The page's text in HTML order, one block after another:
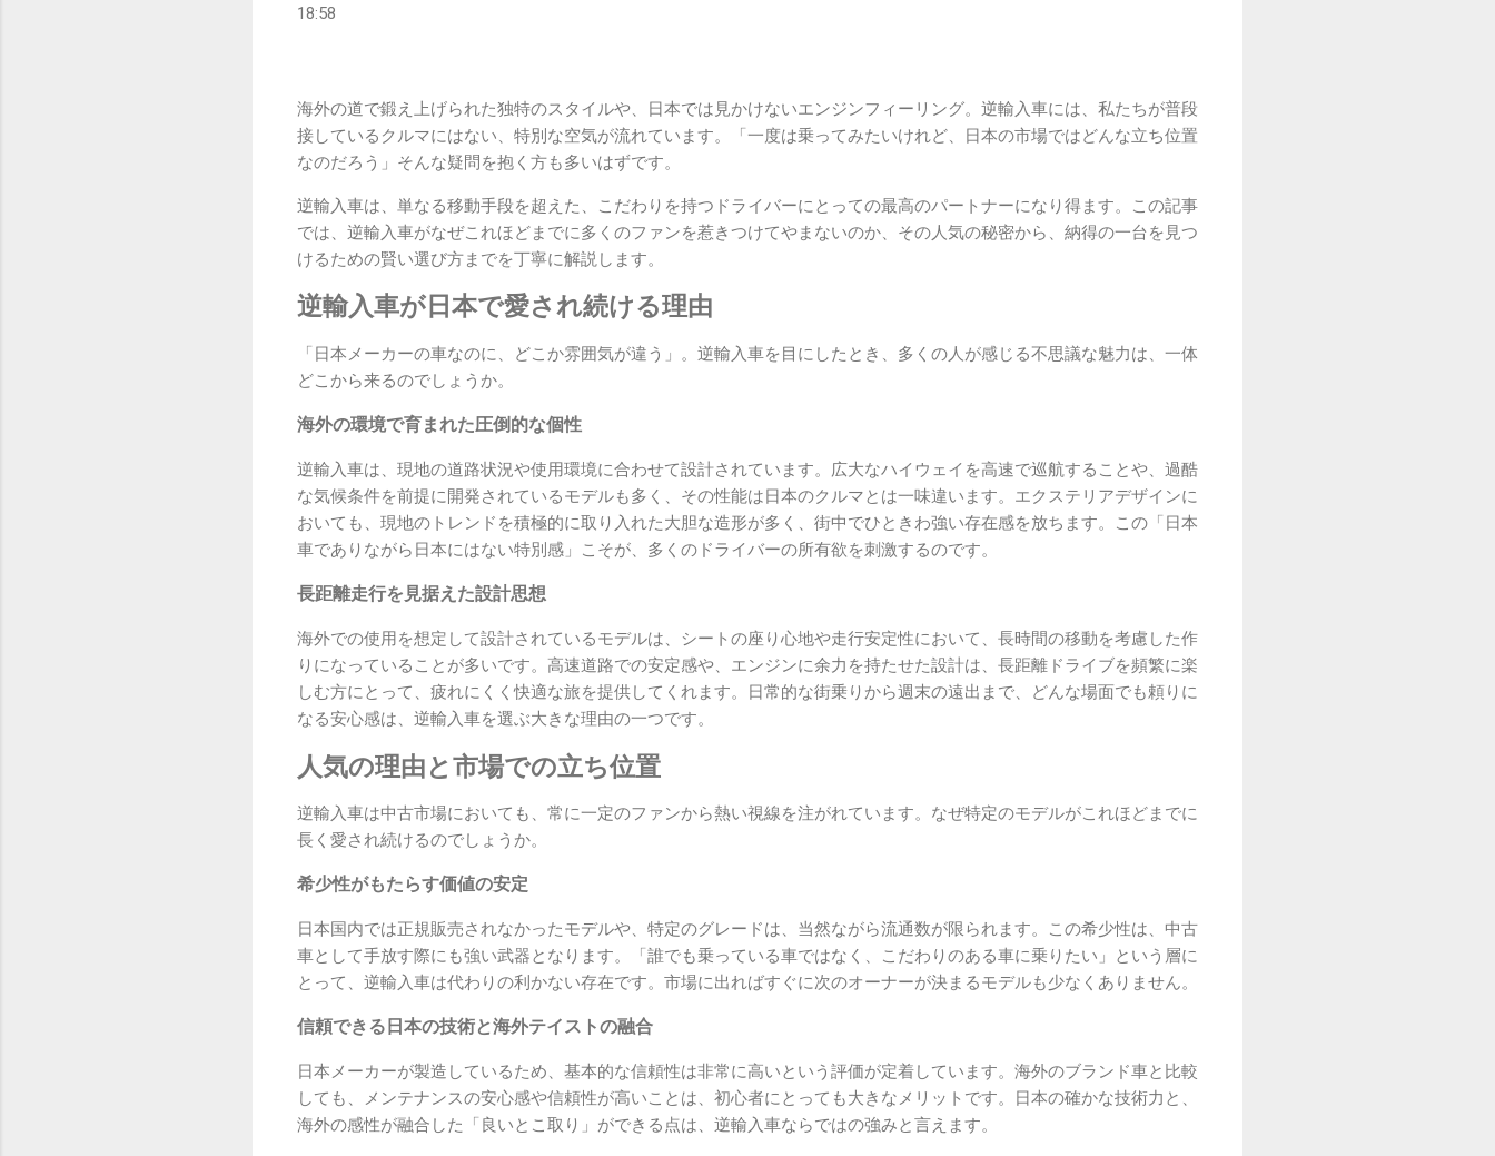
18:58
海外の道で鍛え上げられた独特のスタイルや、日本では見かけないエンジンフィーリング。逆輸入車には、私たちが普段
接しているクルマにはない、特別な空気が流れています。「一度は乗ってみたいけれど、日本の市場ではどんな立ち位置
なのだろう」そんな疑問を抱く方も多いはずです。
逆輸入車は、単なる移動手段を超えた、こだわりを持つドライバーにとっての最高のパートナーになり得ます。この記事
では、逆輸入車がなぜこれほどまでに多くのファンを惹きつけてやまないのか、その人気の秘密から、納得の一台を見つ
けるための賢い選び方までを丁寧に解説します。
逆輸入車が日本で愛され続ける理由
「日本メーカーの車なのに、どこか雰囲気が違う」。逆輸入車を目にしたとき、多くの人が感じる不思議な魅力は、一体
どこから来るのでしょうか。
海外の環境で育まれた圧倒的な個性
逆輸入車は、現地の道路状況や使用環境に合わせて設計されています。広大なハイウェイを高速で巡航することや、過酷
な気候条件を前提に開発されているモデルも多く、その性能は日本のクルマとは一味違います。エクステリアデザインに
おいても、現地のトレンドを積極的に取り入れた大胆な造形が多く、街中でひときわ強い存在感を放ちます。この「日本
車でありながら日本にはない特別感」こそが、多くのドライバーの所有欲を刺激するのです。
長距離走行を見据えた設計思想
海外での使用を想定して設計されているモデルは、シートの座り心地や走行安定性において、長時間の移動を考慮した作
りになっていることが多いです。高速道路での安定感や、エンジンに余力を持たせた設計は、長距離ドライブを頻繁に楽
しむ方にとって、疲れにくく快適な旅を提供してくれます。日常的な街乗りから週末の遠出まで、どんな場面でも頼りに
なる安心感は、逆輸入車を選ぶ大きな理由の一つです。
人気の理由と市場での立ち位置
逆輸入車は中古市場においても、常に一定のファンから熱い視線を注がれています。なぜ特定のモデルがこれほどまでに
長く愛され続けるのでしょうか。
希少性がもたらす価値の安定
日本国内では正規販売されなかったモデルや、特定のグレードは、当然ながら流通数が限られます。この希少性は、中古
車として手放す際にも強い武器となります。「誰でも乗っている車ではなく、こだわりのある車に乗りたい」という層に
とって、逆輸入車は代わりの利かない存在です。市場に出ればすぐに次のオーナーが決まるモデルも少なくありません。
信頼できる日本の技術と海外テイストの融合
日本メーカーが製造しているため、基本的な信頼性は非常に高いという評価が定着しています。海外のブランド車と比較
しても、メンテナンスの安心感や信頼性が高いことは、初心者にとっても大きなメリットです。日本の確かな技術力と、
海外の感性が融合した「良いとこ取り」ができる点は、逆輸入車ならではの強みと言えます。